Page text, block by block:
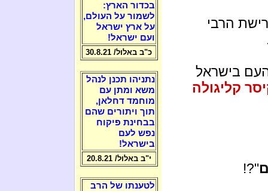
הרבי
בישראל
קליגולה
"?!
בכדור הארץ:
לשמור על העולם,
על ארץ ישראל
ועם ישראל!
כ"ב באלול/ 30.8.21
נתניהו תכנן לנהל
משא ומתן עם
מוחמד דחלאן,
תוך ויתורים שהם
בבחינת פיקוח
נפש לעם
בישראל!
י"ב באלול/ 20.8.21
לטענתו של הרב